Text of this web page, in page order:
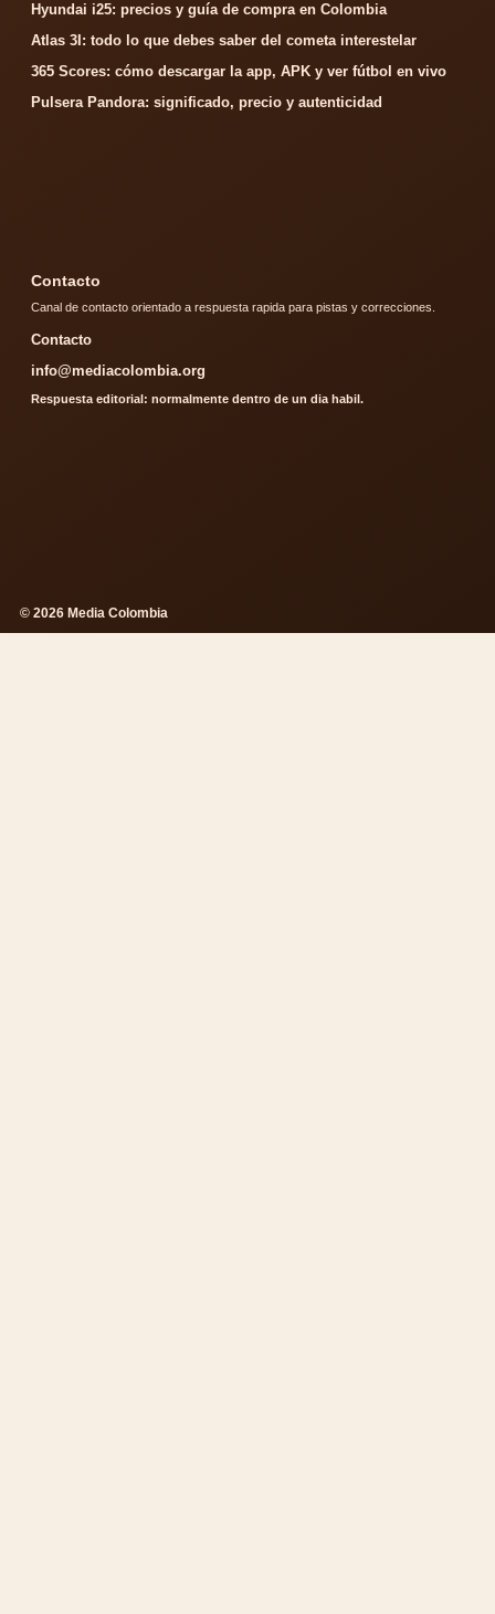
Hyundai i25: precios y guía de compra en Colombia
Atlas 3I: todo lo que debes saber del cometa interestelar
365 Scores: cómo descargar la app, APK y ver fútbol en vivo
Pulsera Pandora: significado, precio y autenticidad
Contacto
Canal de contacto orientado a respuesta rapida para pistas y correcciones.
Contacto
info@mediacolombia.org
Respuesta editorial: normalmente dentro de un dia habil.
© 2026 Media Colombia